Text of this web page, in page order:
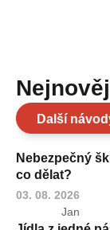
Další
Nebezpečný
co dělat?
03. 08. 2026
Jan